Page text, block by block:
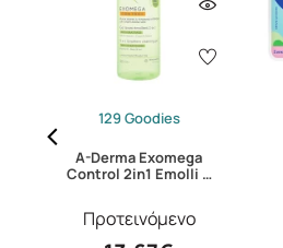
129 Goodies
A-Derma Exomega
Control 2in1 Emolli …
Προτεινόμενο